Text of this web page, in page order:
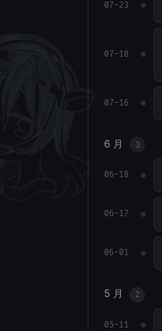
07-23
07-18
07-16
6 月 3
06-18
06-17
06-01
5 月 2
05-11